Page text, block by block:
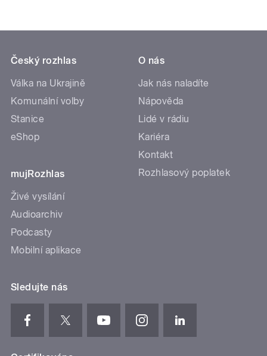
Český rozhlas
Válka na Ukrajině
Komunální volby
Stanice
eShop
mujRozhlas
Živé vysílání
Audioarchiv
Podcasty
Mobilní aplikace
O nás
Jak nás naladíte
Nápověda
Lidé v rádiu
Kariéra
Kontakt
Rozhlasový poplatek
Sledujte nás